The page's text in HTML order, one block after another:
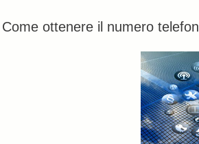
Come ottenere il numero